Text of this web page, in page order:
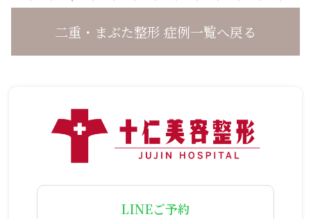
二重・まぶた整形 症例一覧へ戻る
LINEご予約